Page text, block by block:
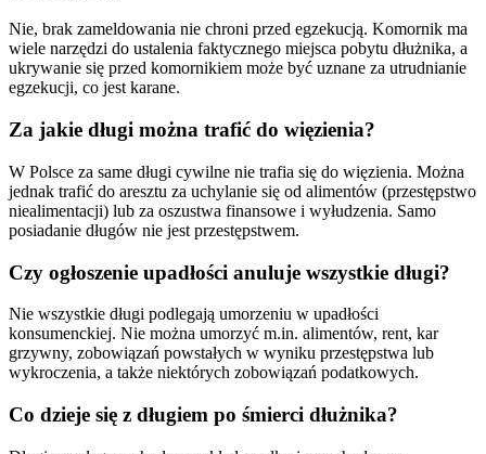
Nie, brak zameldowania nie chroni przed egzekucją. Komornik ma
wiele narzędzi do ustalenia faktycznego miejsca pobytu dłużnika, a
ukrywanie się przed komornikiem może być uznane za utrudnianie
egzekucji, co jest karane.
Za jakie długi można trafić do więzienia?
W Polsce za same długi cywilne nie trafia się do więzienia. Można
jednak trafić do aresztu za uchylanie się od alimentów (przestępstwo
niealimentacji) lub za oszustwa finansowe i wyłudzenia. Samo
posiadanie długów nie jest przestępstwem.
Czy ogłoszenie upadłości anuluje wszystkie długi?
Nie wszystkie długi podlegają umorzeniu w upadłości
konsumenckiej. Nie można umorzyć m.in. alimentów, rent, kar
grzywny, zobowiązań powstałych w wyniku przestępstwa lub
wykroczenia, a także niektórych zobowiązań podatkowych.
Co dzieje się z długiem po śmierci dłużnika?